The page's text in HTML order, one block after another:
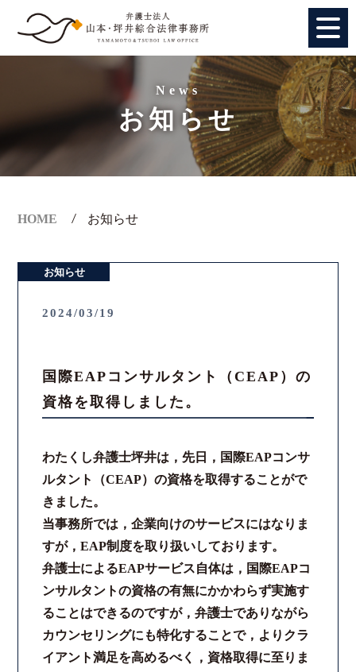
法人のお客様
弁護士費用
解決事例
お客様の声
採用情報
スタッフインタビュー
News
お知らせ
HOME お知らせ
お知らせ
2024/03/19
国際EAPコンサルタント（CEAP）の
資格を取得しました。
わたくし弁護士坪井は，先日，国際EAPコンサ
ルタント（CEAP）の資格を取得することがで
きました。
当事務所では，企業向けのサービスにはなりま
すが，EAP制度を取り扱いしております。
弁護士によるEAPサービス自体は，国際EAPコ
ンサルタントの資格の有無にかかわらず実施す
ることはできるのですが，弁護士でありながら
カウンセリングにも特化することで，よりクラ
イアント満足を高めるべく，資格取得に至りま